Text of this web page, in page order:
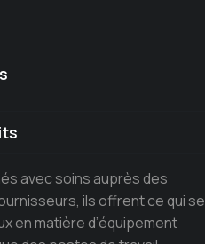
avec soins auprès des
ils offrent ce qui se
en matière d’équipement